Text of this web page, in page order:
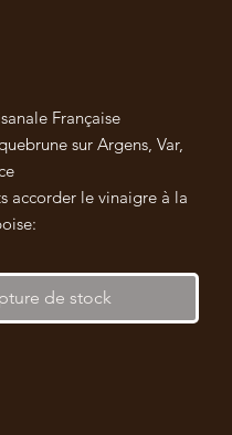
Française
sur Argens, Var,
accorder le vinaigre à la
filet de canard et
de stock